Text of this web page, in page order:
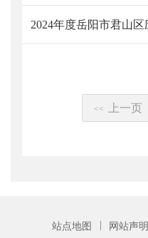
<< 上一页
站点地图 | 网站声明